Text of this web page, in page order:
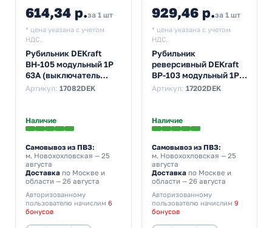
614,34 р.за 1 шт
* цена указана с учетом
НДС.
Рубильник DEKraft
ВН-105 модульный 1P
63А (выключатель
нагрузки)
Артикул: 17082DEK
Наличие
Самовывоз из ПВЗ:
м. Новохохловская — 25
августа
Доставка по Москве и
области — 26 августа
Авторизованному
пользователю начислим 6
бонусов
929,46 р.за 1 шт
* цена указана с учетом
НДС.
Рубильник
реверсивный DEKraft
ВР-103 модульный 1P
25А трехпозиционный
Артикул: 17202DEK
Наличие
Самовывоз из ПВЗ:
м. Новохохловская — 25
августа
Доставкапо Москве и
области — 26 августа
Авторизованному
пользователю начислим 9
бонусов